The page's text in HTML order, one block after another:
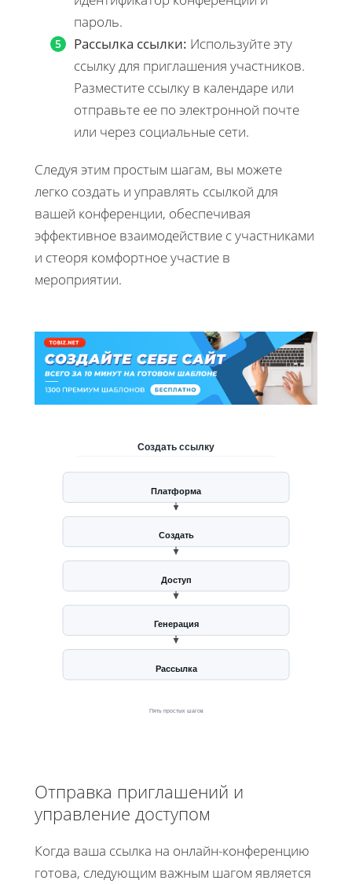
пароль.
Рассылка ссылки: Используйте эту
ссылку для приглашения участников.
Разместите ссылку в календаре или
отправьте ее по электронной почте
или через социальные сети.
Следуя этим простым шагам, вы можете
легко создать и управлять ссылкой для
вашей конференции, обеспечивая
эффективное взаимодействие с участниками
и стеоря комфортное участие в
мероприятии.
Создать ссылку
Платформа
Создать
Доступ
Генерация
Рассылка
Пять простых шагов
Отправка приглашений и
управление доступом
Когда ваша ссылка на онлайн-конференцию
готова, следующим важным шагом является